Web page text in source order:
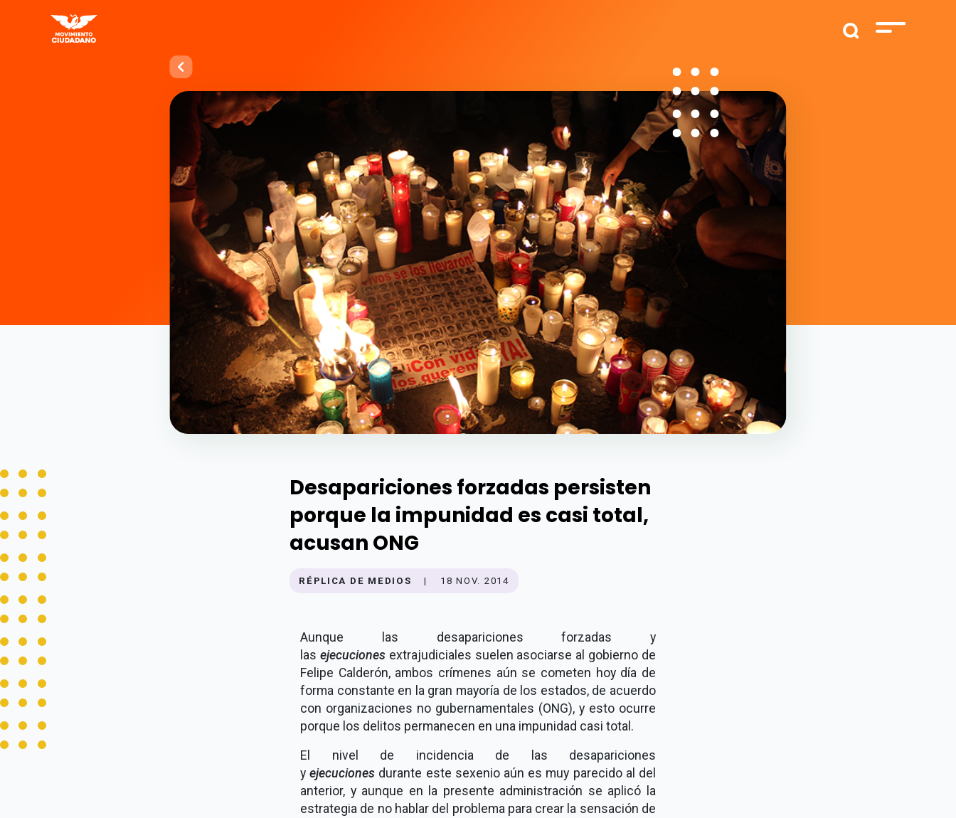
Desapariciones forzadas persisten
porque la impunidad es casi total,
acusan ONG
RÉPLICA DE MEDIOS | 18 NOV. 2014
Aunque las desapariciones forzadas y
las ejecucionesextrajudiciales suelen asociarse al gobierno de
Felipe Calderón, ambos crímenes aún se cometen hoy día de
forma constante en la gran mayoría de los estados, de acuerdo
con organizaciones no gubernamentales (ONG), y esto ocurre
porque los delitos permanecen en una impunidad casi total.
El nivel de incidencia de las desapariciones
yejecuciones durante este sexenio aún es muy parecido al del
anterior, y aunque en la presente administración se aplicó la
estrategia de no hablar del problema para crear la sensación de